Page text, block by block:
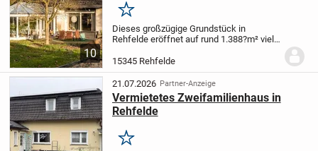
10
Merken
Dieses großzügige Grundstück in
Rehfelde eröffnet auf rund 1.388?m² viel
Im Zentrum steht ein individuell geplantes
Wohnhaus mit ca.?161,36?m²
Wohnfläche auf...
15345 Rehfelde
21.07.2026 Partner-Anzeige
Vermietetes Zweifamilienhaus in
Rehfelde
Merken